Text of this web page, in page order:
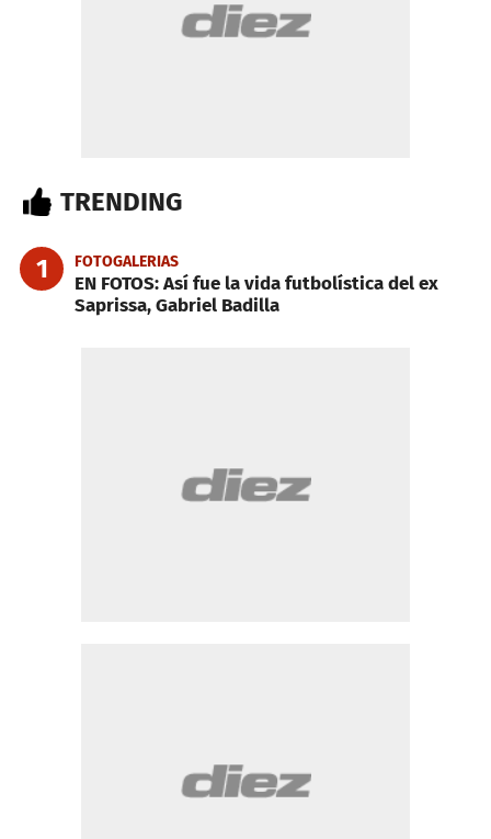
TRENDING
1 FOTOGALERIAS
EN FOTOS: Así fue la vida futbolística del ex
Saprissa, Gabriel Badilla